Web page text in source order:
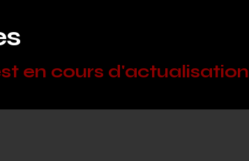
en cours d'actualisation